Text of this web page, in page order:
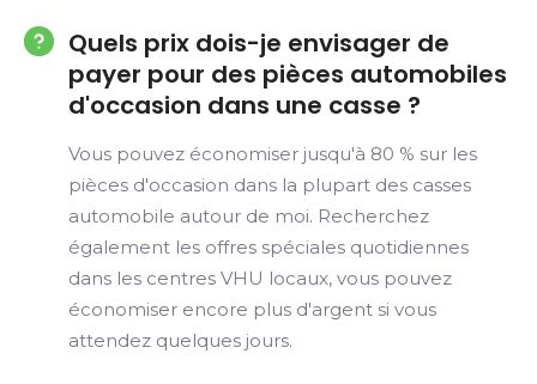
Quels prix dois-je envisager de
payer pour des pièces automobiles
d'occasion dans une casse ?
Vous pouvez économiser jusqu'à 80 % sur les
pièces d'occasion dans la plupart des casses
automobile autour de moi. Recherchez
également les offres spéciales quotidiennes
dans les centres VHU locaux, vous pouvez
économiser encore plus d'argent si vous
attendez quelques jours.